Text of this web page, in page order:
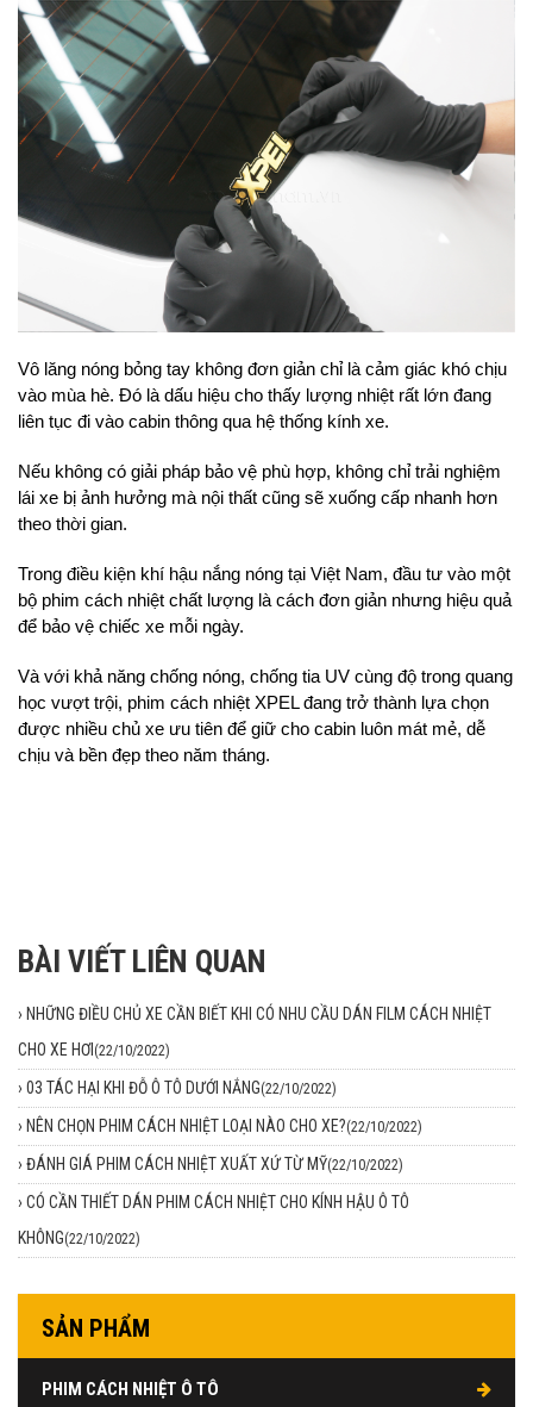
Vô lăng nóng bỏng tay không đơn giản chỉ là cảm giác khó chịu
vào mùa hè. Đó là dấu hiệu cho thấy lượng nhiệt rất lớn đang
liên tục đi vào cabin thông qua hệ thống kính xe.
Nếu không có giải pháp bảo vệ phù hợp, không chỉ trải nghiệm
lái xe bị ảnh hưởng mà nội thất cũng sẽ xuống cấp nhanh hơn
theo thời gian.
Trong điều kiện khí hậu nắng nóng tại Việt Nam, đầu tư vào một
bộ phim cách nhiệt chất lượng là cách đơn giản nhưng hiệu quả
để bảo vệ chiếc xe mỗi ngày.
Và với khả năng chống nóng, chống tia UV cùng độ trong quang
học vượt trội, phim cách nhiệt XPEL đang trở thành lựa chọn
được nhiều chủ xe ưu tiên để giữ cho cabin luôn mát mẻ, dễ
chịu và bền đẹp theo năm tháng.
BÀI VIẾT LIÊN QUAN
› NHỮNG ĐIỀU CHỦ XE CẦN BIẾT KHI CÓ NHU CẦU DÁN FILM CÁCH NHIỆT
CHO XE HƠI (22/10/2022)
› 03 TÁC HẠI KHI ĐỖ Ô TÔ DƯỚI NẮNG(22/10/2022)
› NÊN CHỌN PHIM CÁCH NHIỆT LOẠI NÀO CHO XE?(22/10/2022)
› ĐÁNH GIÁ PHIM CÁCH NHIỆT XUẤT XỨ TỪ MỸ(22/10/2022)
› CÓ CẦN THIẾT DÁN PHIM CÁCH NHIỆT CHO KÍNH HẬU Ô TÔ
KHÔNG(22/10/2022)
SẢN PHẨM
PHIM CÁCH NHIỆT Ô TÔ